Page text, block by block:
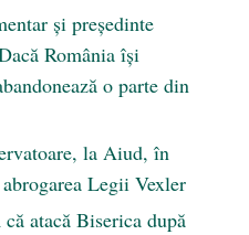
și președinte
România își
o parte din
la Aiud, în
Legii Vexler
atacă Biserica după